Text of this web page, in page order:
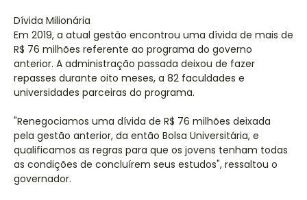
Dívida Milionária
Em 2019, a atual gestão encontrou uma dívida de mais de
R$ 76 milhões referente ao programa do governo
anterior. A administração passada deixou de fazer
repasses durante oito meses, a 82 faculdades e
universidades parceiras do programa.
"Renegociamos uma dívida de R$ 76 milhões deixada
pela gestão anterior, da então Bolsa Universitária, e
qualificamos as regras para que os jovens tenham todas
as condições de concluírem seus estudos", ressaltou o
governador.